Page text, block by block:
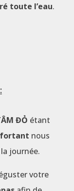
toute l’eau.
ĐỎ étant
nous
journée.
votre